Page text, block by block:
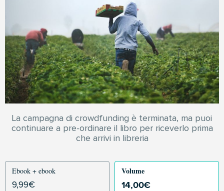
La campagna di crowdfunding è terminata, ma puoi
continuare a pre-ordinare il libro per riceverlo prima
che arrivi in libreria
Ebook + ebook
9,99€
Volume
14,00€